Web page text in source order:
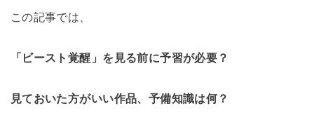
この記事では、
「ビースト覚醒」を見る前に予習が必要？
見ておいた方がいい作品、予備知識は何？